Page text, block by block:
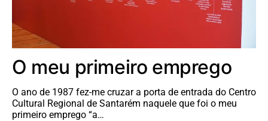
O meu primeiro emprego
O ano de 1987 fez-me cruzar a porta de entrada do Centro
Cultural Regional de Santarém naquele que foi o meu
primeiro emprego “a…